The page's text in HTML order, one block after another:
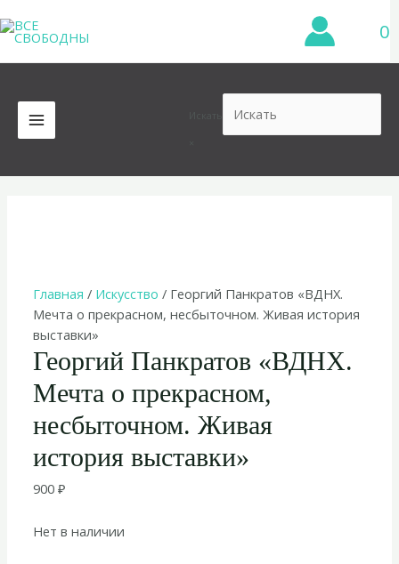
к
содержимому
0
MAIN
MENU
Главная / Искусство / Георгий Панкратов «ВДНХ.
Мечта о прекрасном, несбыточном. Живая история
выставки»
Георгий Панкратов «ВДНХ.
Мечта о прекрасном,
несбыточном. Живая
история выставки»
900₽
Нет в наличии